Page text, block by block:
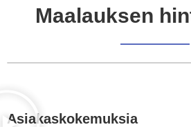
Maalauksen
Asiakaskokemuksia